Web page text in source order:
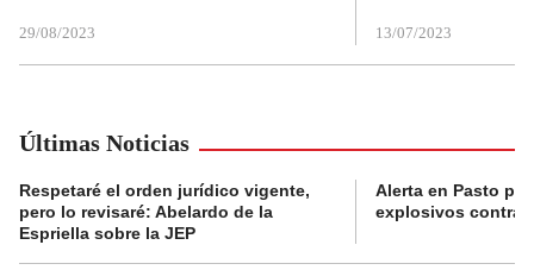
29/08/2023 13/07/2023
Últimas Noticias
Respetaré el orden jurídico vigente,
pero lo revisaré: Abelardo de la
Espriella sobre la JEP
Alerta en Pasto
explosivos contra